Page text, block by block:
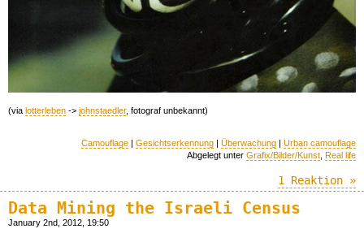
(via lotterleben -> johnstaedler, fotograf unbekannt)
Camouflage | Gesichtserkennung | Überwachung | Urban camouflage
Abgelegt unter Grafix/Bilder/Kunst Real life
1 Reaktion »
Data Mining the Israeli Census
January 2nd, 2012, 19:50